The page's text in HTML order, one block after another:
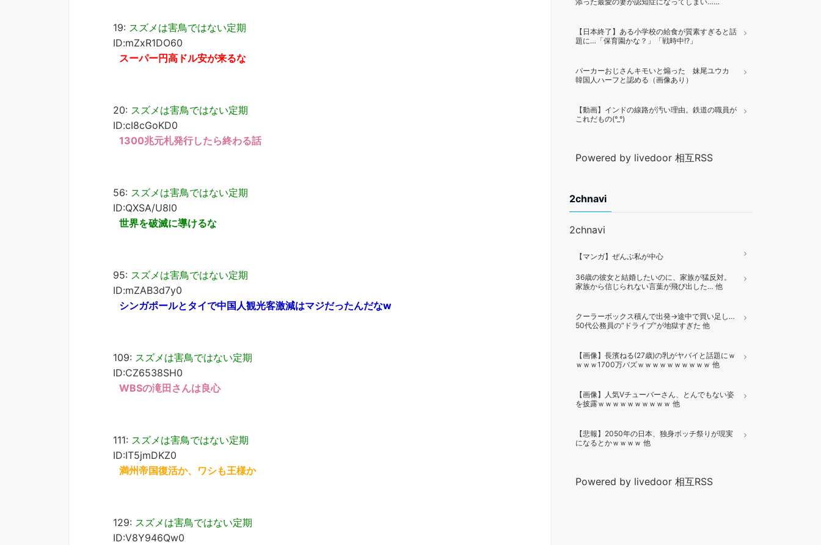
19: スズメは害鳥ではない定期
ID:mZxR1DO60
スーパー円高ドル安が来るな
20: スズメは害鳥ではない定期
ID:cI8cGoKD0
1300兆元札発行したら終わる話
56: スズメは害鳥ではない定期
ID:QXSA/U8l0
世界を破滅に導けるな
95: スズメは害鳥ではない定期
ID:mZAB3d7y0
シンガポールとタイで中国人観光客激減はマジだったんだなw
109: スズメは害鳥ではない定期
ID:CZ6538SH0
WBSの滝田さんは良心
111: スズメは害鳥ではない定期
ID:IT5jmDKZ0
満州帝国復活か、ワシも王様か
129: スズメは害鳥ではない定期
ID:V8Y946Qw0
【日本終了】ある小学校の給食が質素すぎると話
題に…「保育園かな？」「戦時中!?」
パーカーおじさんキモいと煽った 妹尾ユウカ
韓国人ハーフと認める（画像あり）
【動画】インドの線路が汚い理由。鉄道の職員が
これだもの(°_°)
Powered by livedoor 相互RSS
2chnavi
2chnavi
【マンガ】ぜんぶ私が中心
36歳の彼女と結婚したいのに、家族が猛反対。
家族から信じられない言葉が飛び出した… 他
クーラーボックス積んで出発→途中で買い足し…
50代公務員の“ドライブ”が地獄すぎた 他
【画像】長濱ねる(27歳)の乳がヤバイと話題にｗ
ｗｗｗ1700万バズｗｗｗｗｗｗｗｗｗｗ 他
【画像】人気Vチューバーさん、とんでもない姿
を披露ｗｗｗｗｗｗｗｗｗｗ 他
【悲報】2050年の日本、独身ボッチ祭りが現実
になるとかｗｗｗｗ 他
Powered by livedoor 相互RSS